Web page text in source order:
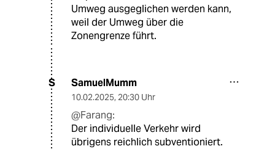
Umweg ausgeglichen werden kann,
weil der Umweg über die
Zonengrenze führt.
S SamuelMumm
10.02.2025, 20:30 Uhr
@Farang:
Der individuelle Verkehr wird
übrigens reichlich subventioniert.